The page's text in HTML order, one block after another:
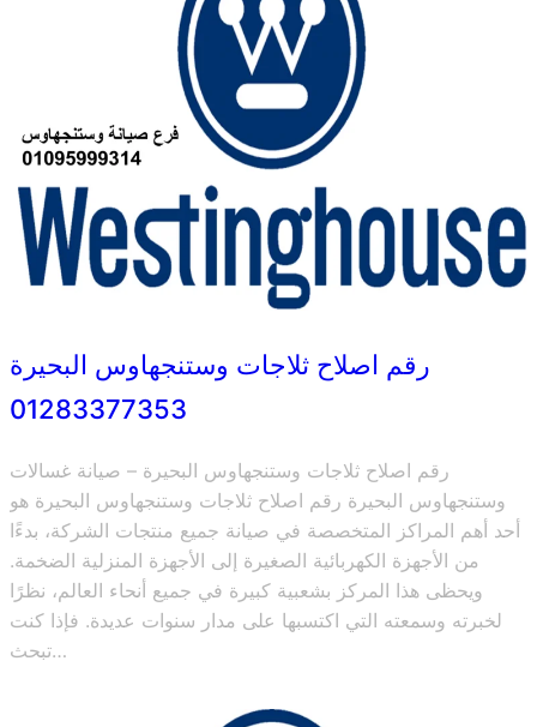
رقم اصلاح ثلاجات وستنجهاوس البحيرة
01283377353
رقم اصلاح ثلاجات وستنجهاوس البحيرة – صيانة غسالات
وستنجهاوس البحيرة رقم اصلاح ثلاجات وستنجهاوس البحيرة هو
أحد أهم المراكز المتخصصة في صيانة جميع منتجات الشركة، بدءًا
من الأجهزة الكهربائية الصغيرة إلى الأجهزة المنزلية الضخمة.
ويحظى هذا المركز بشعبية كبيرة في جميع أنحاء العالم، نظرًا
لخبرته وسمعته التي اكتسبها على مدار سنوات عديدة. فإذا كنت
تبحث…